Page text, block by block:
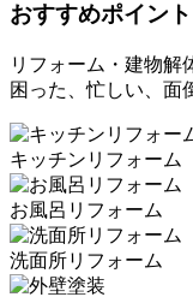
おすすめポイント
リフォーム・建物解
困った、忙しい、面
キッチンリフォーム
お風呂リフォーム
洗面所リフォーム